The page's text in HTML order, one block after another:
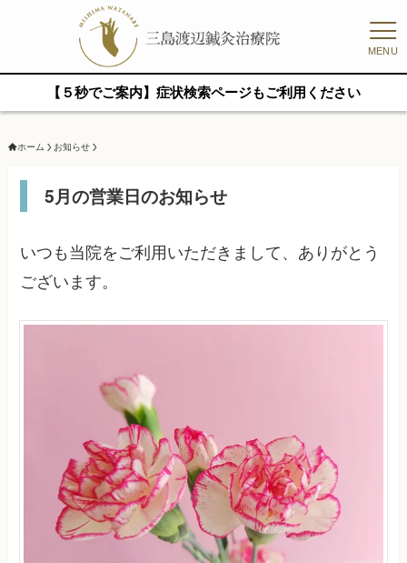
MENU
【５秒でご案内】症状検索ページもご利用ください
ホーム お知らせ
5月の営業日のお知らせ
いつも当院をご利用いただきまして、ありがとう
ございます。